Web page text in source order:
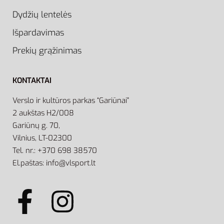
Dydžių lentelės
Išpardavimas
Prekių grąžinimas
KONTAKTAI
Verslo ir kultūros parkas “Gariūnai”
2 aukštas H2/008
Gariūnų g. 70,
Vilnius, LT-02300
Tel. nr.: +370 698 38570
El.paštas: info@vlsport.lt